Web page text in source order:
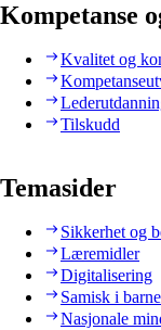
Kompetanse
Kvalitet og
Tilskudd
Temasider
Sikkerhet og
Læremidler
Digitalisering
Samisk i
Nasjonale